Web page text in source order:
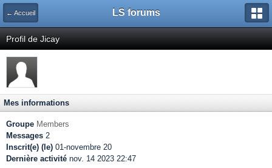
← Accueil LS forums
Profil de Jicay
Mes informations
Groupe Members
Messages 2
Inscrit(e) (le) 01-novembre 20
Dernière activité nov. 14 2023 22:47